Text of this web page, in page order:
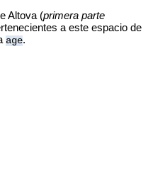
Altova (primera parte
a este espacio de
age.